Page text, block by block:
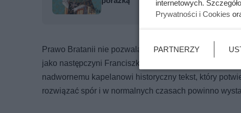
Prawo Bratanii nie pozwalało kobietom dziedziczyć
jako następczyni Franciszka wcale nie była
nadwornemu kapelanowi historyczny tekst, który
rozwiązać spór i w normalnych czasach powinno
internetowych.
Prywatności i Cookies
PARTNERZY